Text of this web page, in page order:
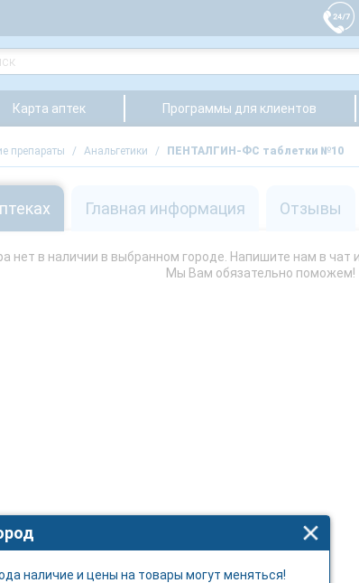
Карта аптек Программы для клиентов
препараты / Анальгетики / ПЕНТАЛГИН-ФС таблетки №10
Главная информация Отзывы
нет в наличии в выбранном городе. Напишите нам в чат
Мы Вам обязательно поможем!
наличие и цены на товары могут меняться!